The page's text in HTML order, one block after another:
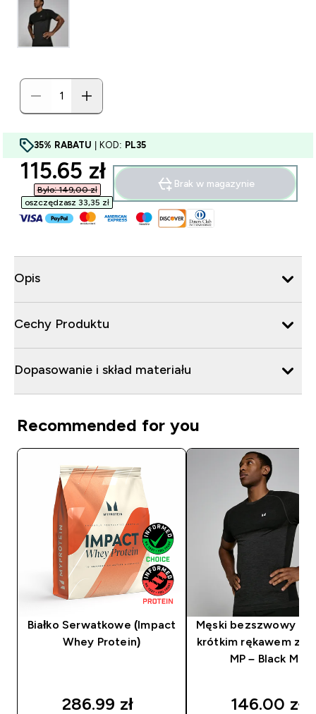
35% RABATU | KOD: PL35
discounted price
115.65 zł‎
Było: 149,00 zł‎
oszczędzasz 33,35 zł‎
Brak w magazynie
Opis
Cechy Produktu
Dopasowanie i skład materiału
Recommended for you
Białko Serwatkowe (Impact
Whey Protein)
286.99 zł‎
Męski bezszwowy T-
krótkim rękawem z
MP – Black Marl
146.00 zł‎